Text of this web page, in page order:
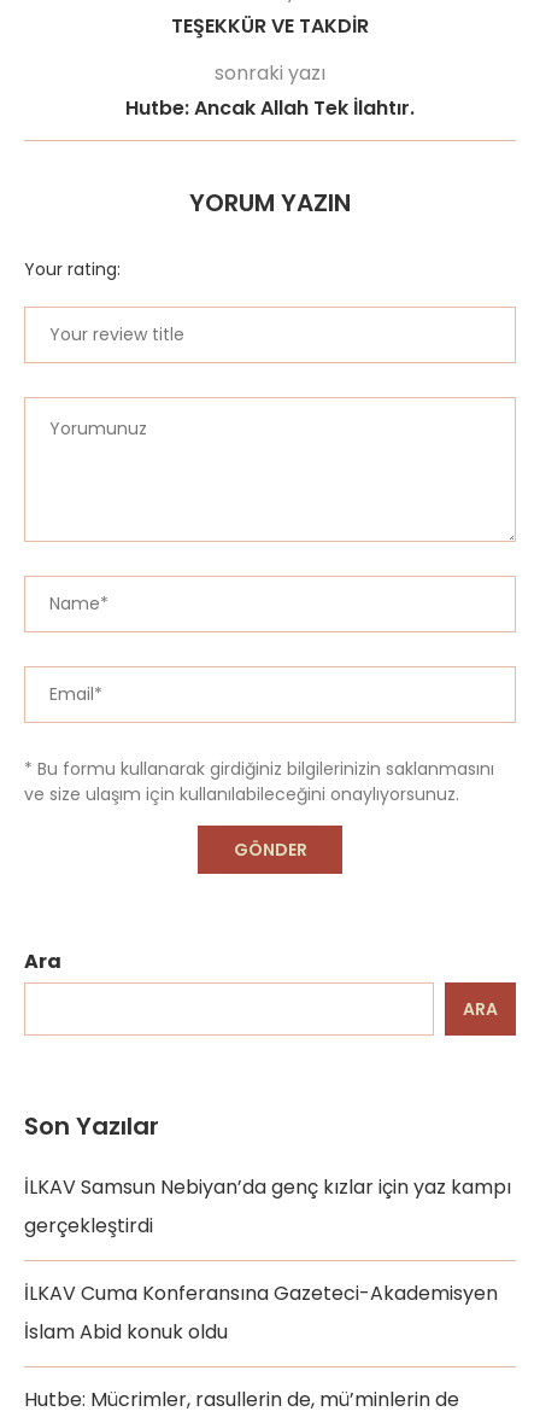
TEŞEKKÜR VE TAKDİR
sonraki yazı
Hutbe: Ancak Allah Tek İlahtır.
YORUM YAZIN
Your rating:
* Bu formu kullanarak girdiğiniz bilgilerinizin saklanmasını
ve size ulaşım için kullanılabileceğini onaylıyorsunuz.
Ara
ARA
Son Yazılar
İLKAV Samsun Nebiyan’da genç kızlar için yaz kampı
gerçekleştirdi
İLKAV Cuma Konferansına Gazeteci-Akademisyen
İslam Abid konuk oldu
Hutbe: Mücrimler, rasullerin de, mü’minlerin de